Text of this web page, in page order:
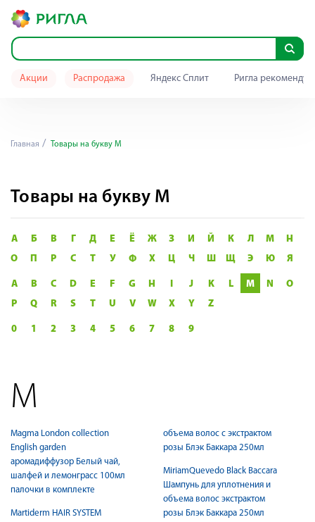
Акции Распродажа Яндекс Сплит Ригла
Главная Товары на букву M
Товары на букву M
А Б В Г Д Е Ё Ж З И Й К Л М
Н
О
П Р С Т У Ф Х Ц Ч Ш Щ Э Ю Я
A B C D E F G H I J K L M N
O
P
Q R S T U V W X Y Z
0 1 2 3 4 5 6 7 8 9
M
Magma London collection
English garden
аромадиффузор Белый чай,
шалфей и лемонграсс 100мл
палочки в комплекте
Martiderm HAIR SYSTEM
объема волос с экстрактом
розы Блэк Баккара 250мл
MiriamQuevedo Black Baccara
Шампунь для уплотнения и
объема волос экстрактом
розы Блэк Баккара 250мл